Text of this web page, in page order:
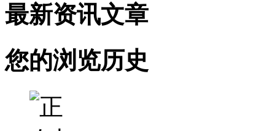
最新资讯文章
您的浏览历史